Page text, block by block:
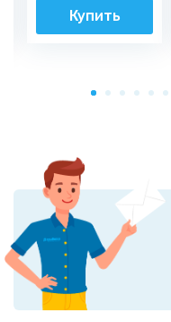
Купить